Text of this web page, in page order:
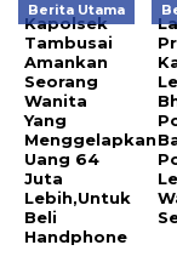
Berita Utama
Kapolsek
Tambusai
Amankan
Seorang
Wanita
Yang
Menggelapkan
Uang 64
Juta
Lebih,Untuk
Beli
Handphone